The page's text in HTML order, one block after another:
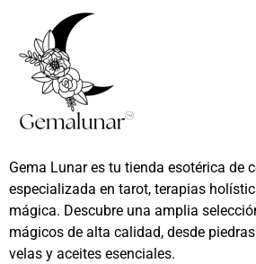
Gema Lunar es tu tienda esotérica de
especializada en tarot, terapias
mágica. Descubre una amplia
mágicos de alta calidad, desde
velas y aceites esenciales.